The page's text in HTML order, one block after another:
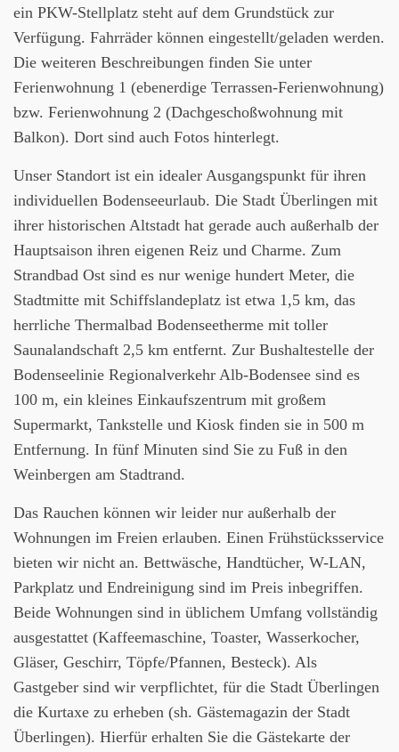
ein PKW-Stellplatz steht auf dem Grundstück zur
Verfügung. Fahrräder können eingestellt/geladen werden.
Die weiteren Beschreibungen finden Sie unter
Ferienwohnung 1 (ebenerdige Terrassen-Ferienwohnung)
bzw. Ferienwohnung 2 (Dachgeschoßwohnung mit
Balkon). Dort sind auch Fotos hinterlegt.
Unser Standort ist ein idealer Ausgangspunkt für ihren
individuellen Bodenseeurlaub. Die Stadt Überlingen mit
ihrer historischen Altstadt hat gerade auch außerhalb der
Hauptsaison ihren eigenen Reiz und Charme. Zum
Strandbad Ost sind es nur wenige hundert Meter, die
Stadtmitte mit Schiffslandeplatz ist etwa 1,5 km, das
herrliche Thermalbad Bodenseetherme mit toller
Saunalandschaft 2,5 km entfernt. Zur Bushaltestelle der
Bodenseelinie Regionalverkehr Alb-Bodensee sind es
100 m, ein kleines Einkaufszentrum mit großem
Supermarkt, Tankstelle und Kiosk finden sie in 500 m
Entfernung. In fünf Minuten sind Sie zu Fuß in den
Weinbergen am Stadtrand.
Das Rauchen können wir leider nur außerhalb der
Wohnungen im Freien erlauben. Einen Frühstücksservice
bieten wir nicht an. Bettwäsche, Handtücher, W-LAN,
Parkplatz und Endreinigung sind im Preis inbegriffen.
Beide Wohnungen sind in üblichem Umfang vollständig
ausgestattet (Kaffeemaschine, Toaster, Wasserkocher,
Gläser, Geschirr, Töpfe/Pfannen, Besteck). Als
Gastgeber sind wir verpflichtet, für die Stadt Überlingen
die Kurtaxe zu erheben (sh. Gästemagazin der Stadt
Überlingen). Hierfür erhalten Sie die Gästekarte der